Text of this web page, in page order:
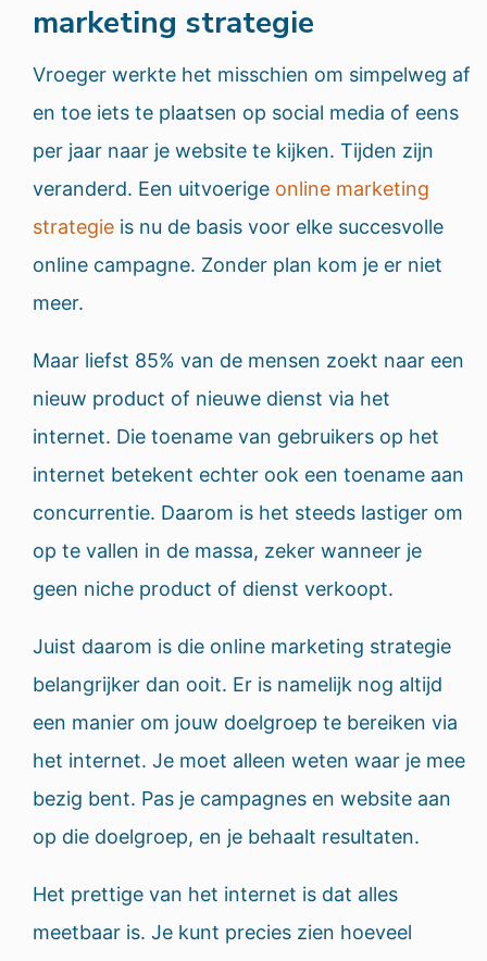
marketing strategie
Vroeger werkte het misschien om simpelweg af
en toe iets te plaatsen op social media of eens
per jaar naar je website te kijken. Tijden zijn
veranderd. Een uitvoerige online marketing
strategie is nu de basis voor elke succesvolle
online campagne. Zonder plan kom je er niet
meer.
Maar liefst 85% van de mensen zoekt naar een
nieuw product of nieuwe dienst via het
internet. Die toename van gebruikers op het
internet betekent echter ook een toename aan
concurrentie. Daarom is het steeds lastiger om
op te vallen in de massa, zeker wanneer je
geen niche product of dienst verkoopt.
Juist daarom is die online marketing strategie
belangrijker dan ooit. Er is namelijk nog altijd
een manier om jouw doelgroep te bereiken via
het internet. Je moet alleen weten waar je mee
bezig bent. Pas je campagnes en website aan
op die doelgroep, en je behaalt resultaten.
Het prettige van het internet is dat alles
meetbaar is. Je kunt precies zien hoeveel